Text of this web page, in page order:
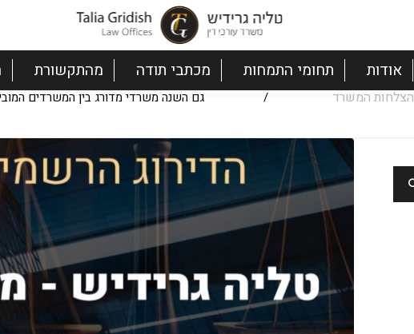
אודות תחומי התמחות מכתבי תודה מהתקשורת
הצלחות המשרד / גם השנה משרדי מדורג בין המשרדים